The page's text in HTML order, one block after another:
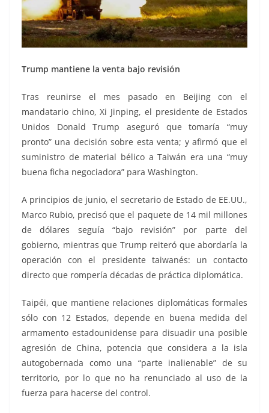
Trump mantiene la venta bajo revisión
Tras reunirse el mes pasado en Beijing con el
mandatario chino, Xi Jinping, el presidente de Estados
Unidos Donald Trump aseguró que tomaría “muy
pronto” una decisión sobre esta venta; y afirmó que el
suministro de material bélico a Taiwán era una “muy
buena ficha negociadora” para Washington.
A principios de junio, el secretario de Estado de EE.UU.,
Marco Rubio, precisó que el paquete de 14 mil millones
de dólares seguía “bajo revisión” por parte del
gobierno, mientras que Trump reiteró que abordaría la
operación con el presidente taiwanés: un contacto
directo que rompería décadas de práctica diplomática.
Taipéi, que mantiene relaciones diplomáticas formales
sólo con 12 Estados, depende en buena medida del
armamento estadounidense para disuadir una posible
agresión de China, potencia que considera a la isla
autogobernada como una “parte inalienable” de su
territorio, por lo que no ha renunciado al uso de la
fuerza para hacerse del control.